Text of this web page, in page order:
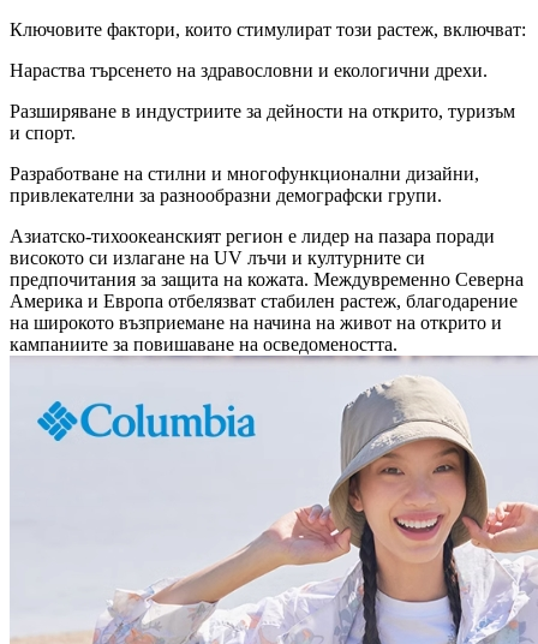
Ключовите фактори, които стимулират този растеж, включват:
Нараства търсенето на здравословни и екологични дрехи.
Разширяване в индустриите за дейности на открито, туризъм
и спорт.
Разработване на стилни и многофункционални дизайни,
привлекателни за разнообразни демографски групи.
Азиатско-тихоокеанският регион е лидер на пазара поради
високото си излагане на UV лъчи и културните си
предпочитания за защита на кожата. Междувременно Северна
Америка и Европа отбелязват стабилен растеж, благодарение
на широкото възприемане на начина на живот на открито и
кампаниите за повишаване на осведомеността.